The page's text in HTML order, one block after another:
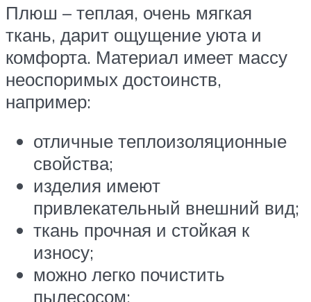
Плюш – теплая, очень мягкая
ткань, дарит ощущение уюта и
комфорта. Материал имеет массу
неоспоримых достоинств,
например:
отличные теплоизоляционные
свойства;
изделия имеют
привлекательный внешний вид;
ткань прочная и стойкая к
износу;
можно легко почистить
пылесосом;